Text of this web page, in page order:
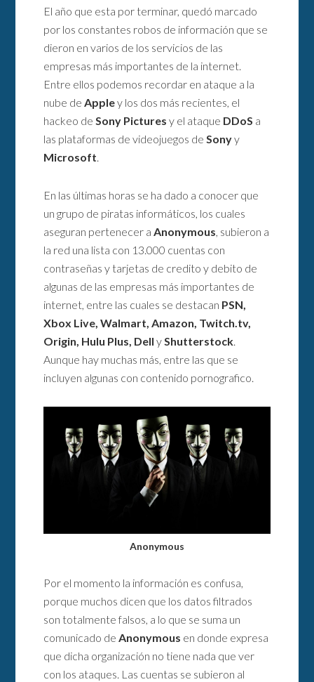
El año que esta por terminar, quedó marcado
por los constantes robos de información que se
dieron en varios de los servicios de las
empresas más importantes de la internet.
Entre ellos podemos recordar en ataque a la
nube de Appley los dos más recientes, el
hackeo de Sony Pictures y el ataque DDoS a
las plataformas de videojuegos de Sonyy
Microsoft
En las últimas horas se ha dado a conocer que
un grupo de piratas informáticos, los cuales
aseguran pertenecer a Anonymous , subieron a
la red una lista con 13.000 cuentas con
contraseñas y tarjetas de credito y debito de
algunas de las empresas más importantes de
internet, entre las cuales se destacan PSN,
Xbox Live, Walmart, Amazon, Twitch.tv,
Origin, Hulu Plus, Delly Shutterstock
Aunque hay muchas más, entre las que se
incluyen algunas con contenido pornografico.
Anonymous
Por el momento la información es confusa,
porque muchos dicen que los datos filtrados
son totalmente falsos, a lo que se suma un
comunicado deAnonymous en donde expresa
que dicha organización no tiene nada que ver
con los ataques. Las cuentas se subieron al